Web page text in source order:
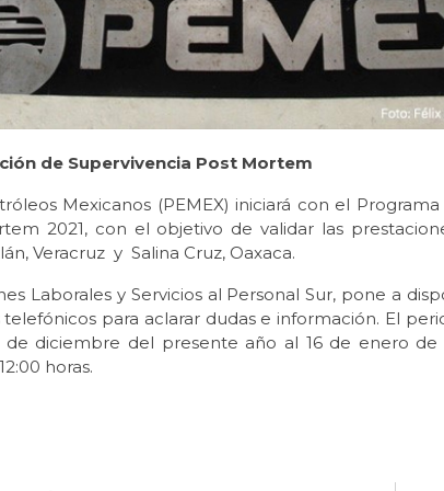
de Supervivencia Post Mortem
Mexicanos (PEMEX) iniciará con el
2021, con el objetivo de validar las
Veracruz y Salina Cruz, Oaxaca.
Laborales y Servicios al Personal Sur, pone a
para aclarar dudas e información. El
diciembre del presente año al 16 de enero de
horas.